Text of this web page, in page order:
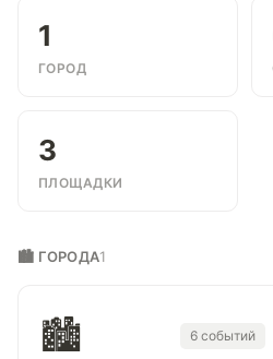
1
ГОРОД
3
ПЛОЩАДКИ
🏙 ГОРОДА1
🏙 6 событий